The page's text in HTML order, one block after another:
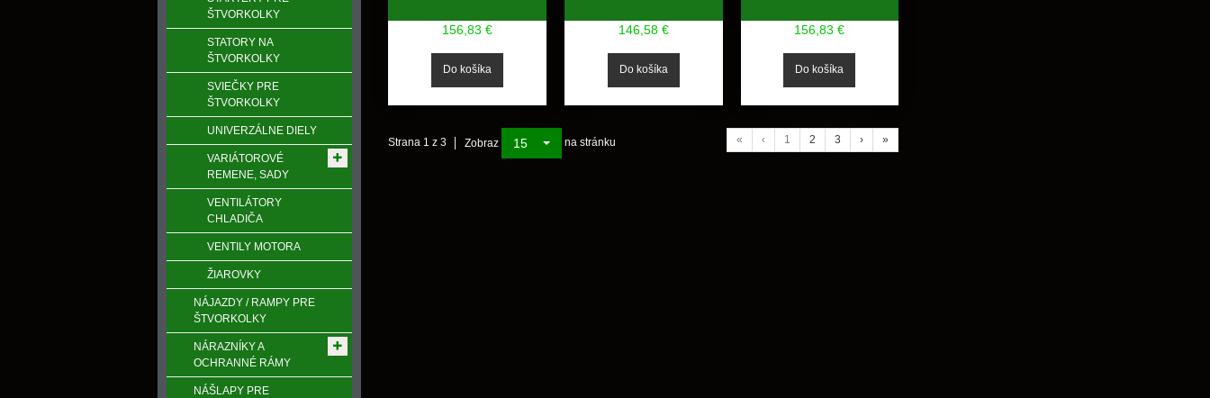
156,83 € 146,58 € 156,83 €
Strana 1 z 3 Zobraz 15 na stránku « ‹ 1 2 3 › »
ŠTVORKOLKY
STATORY NA
ŠTVORKOLKY
SVIEČKY PRE
ŠTVORKOLKY
UNIVERZÁLNE DIELY
VARIÁTOROVÉ
REMENE, SADY
VENTILÁTORY
CHLADIČA
VENTILY MOTORA
ŽIAROVKY
NÁJAZDY / RAMPY PRE
ŠTVORKOLKY
NÁRAZNÍKY A
OCHRANNÉ RÁMY
NÁŠLAPY PRE